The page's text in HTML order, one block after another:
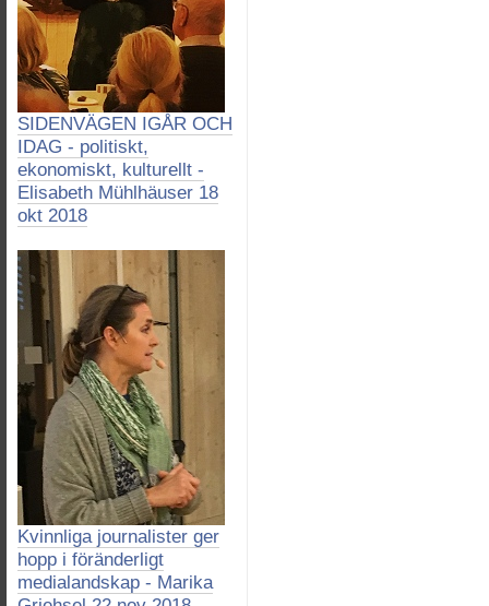
SIDENVÄGEN IGÅR OCH
IDAG - politiskt,
ekonomiskt, kulturellt -
Elisabeth Mühlhäuser 18
okt 2018
Kvinnliga journalister ger
hopp i föränderligt
medialandskap - Marika